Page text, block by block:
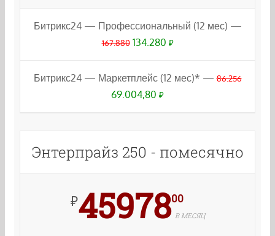
Битрикс24 — Профессиональный (12 мес) —
167.880 134.280 ₽
Битрикс24 — Маркетплейс (12 мес)* —86.256
69.004,80 ₽
Энтерпрайз 250 - помесячно
₽4597800
В МЕСЯЦ